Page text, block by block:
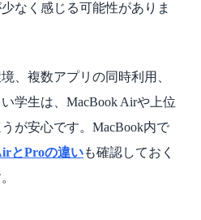
なく感じる可能性がありま
、複数アプリの同時利用、
学生は、MacBook Airや上位
が安心です。MacBook内で
とProの違いも確認しておく